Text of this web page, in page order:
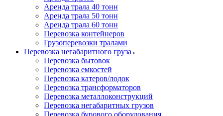
Аренда трала 40 тонн
Аренда трала 50 тонн
Аренда трала 60 тонн
Перевозка контейнеров
Грузоперевозки тралами
Перевозка негабаритного груза
Перевозка бытовок
Перевозка емкостей
Перевозка катеров/лодок
Перевозка трансформаторов
Перевозка металлоконструкций
Перевозка негабаритных грузов
Перевозка бурового оборудования